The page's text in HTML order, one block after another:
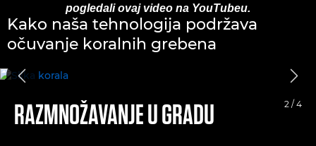
pogledali ovaj video na YouTubeu.
Kako naša tehnologija podržava
očuvanje koralnih grebena
RAZMNOŽAVANJE U GRADU 2 / 4